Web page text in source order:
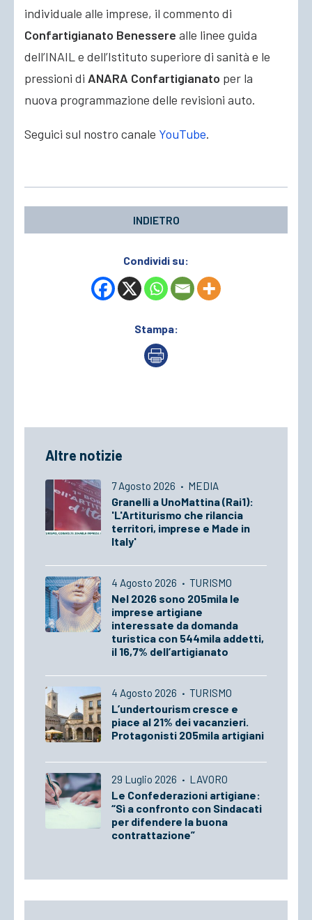
individuale alle imprese, il commento di
Confartigianato Benessere alle linee guida
dell’INAIL e dell’Istituto superiore di sanità e le
pressioni di ANARA Confartigianato per la
nuova programmazione delle revisioni auto.
Seguici sul nostro canale YouTube.
INDIETRO
Condividi su:
Stampa:
Altre notizie
7 Agosto 2026 · MEDIA
Granelli a UnoMattina (Rai1):
'L'Artiturismo che rilancia
territori, imprese e Made in
Italy'
4 Agosto 2026 · TURISMO
Nel 2026 sono 205mila le
imprese artigiane
interessate da domanda
turistica con 544mila addetti,
il 16,7% dell’artigianato
4 Agosto 2026 · TURISMO
L’undertourism cresce e
piace al 21% dei vacanzieri.
Protagonisti 205mila artigiani
29 Luglio 2026 · LAVORO
Le Confederazioni artigiane:
“Sì a confronto con Sindacati
per difendere la buona
contrattazione”